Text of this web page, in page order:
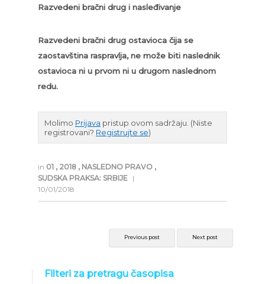
Razvedeni bračni drug i nasleđivanje
Razvedeni bračni drug ostavioca čija se
zaostavština raspravlja, ne može biti naslednik
ostavioca ni u prvom ni u drugom naslednom
redu.
Molimo Prijava pristup ovom sadržaju. (Niste
registrovani? Registrujte se)
in 01 , 2018 , NASLEDNO PRAVO ,
SUDSKA PRAKSA: SRBIJE |
10/01/2018
Previous post Next post
Filteri za pretragu časopisa